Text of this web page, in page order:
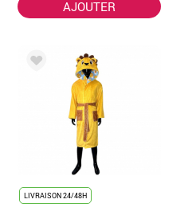
AJOUTER
LIVRAISON 24/48H